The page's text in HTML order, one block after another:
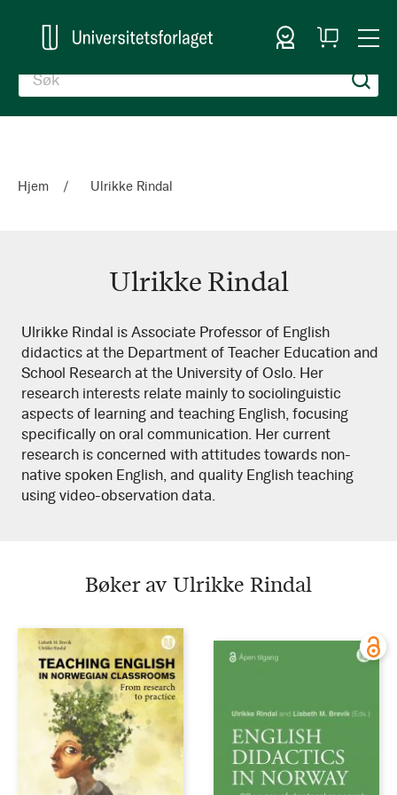
Logg inn
Handlekurv
Hjem Ulrikke Rindal
Ulrikke Rindal
Ulrikke
Rindal
Ulrikke Rindal is Associate Professor of English
didactics at the Department of Teacher Education and
School Research at the University of Oslo. Her
research interests relate mainly to sociolinguistic
aspects of learning and teaching English, focusing
specifically on oral communication. Her current
research is concerned with attitudes towards non-
native spoken English, and quality English teaching
using video-observation data.​
Bøker av Ulrikke Rindal